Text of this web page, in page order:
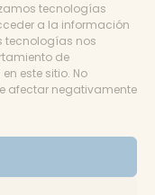
tecnologías
a la información
tecnologías nos
de
este sitio. No
afectar negativamente